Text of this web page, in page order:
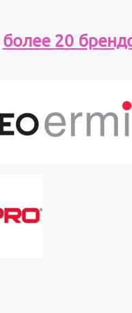
более 20